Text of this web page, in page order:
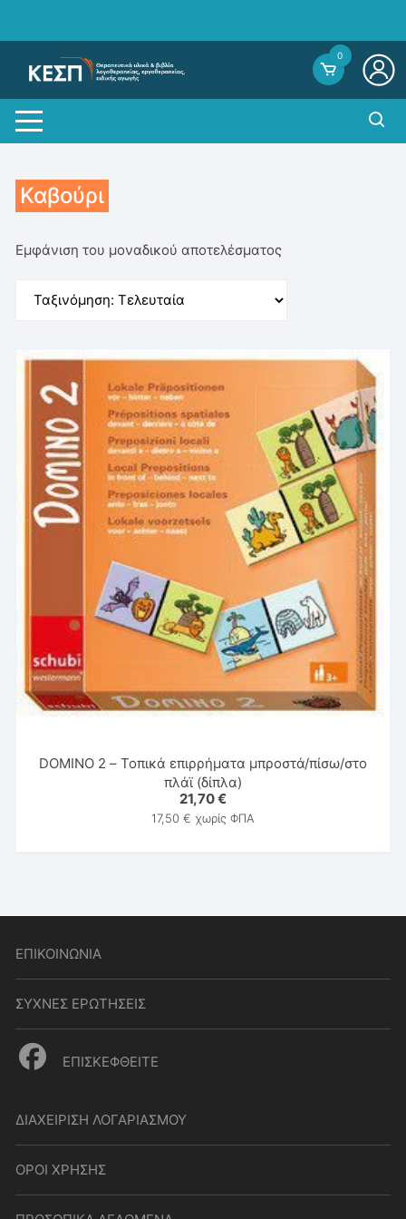
0
Καβούρι
Εμφάνιση του μοναδικού αποτελέσματος
DOMINO 2 – Τοπικά επιρρήματα μπροστά/πίσω/στο
πλάϊ (δίπλα)
21,70€
17,50 € χωρίς ΦΠΑ
ΕΠΙΚΟΙΝΩΝΙΑ
ΣΥΧΝΕΣ ΕΡΩΤΗΣΕΙΣ
ΕΠΙΣΚΕΦΘΕΙΤΕ
ΔΙΑΧΕΙΡΙΣΗ ΛΟΓΑΡΙΑΣΜΟΥ
ΟΡΟΙ ΧΡΗΣΗΣ